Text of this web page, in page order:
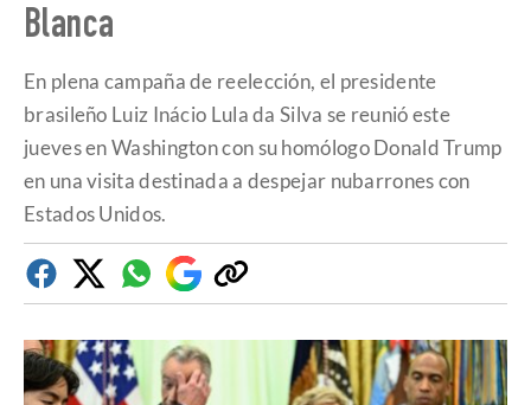
Blanca
​En plena campaña de reelección, el presidente
brasileño Luiz Inácio Lula da Silva se reunió este
jueves en Washington con su homólogo Donald Trump
en una visita destinada a despejar nubarrones con
Estados Unidos.
FacebookTwitterWhatsapp
Google
Discover
Copiar
enlace